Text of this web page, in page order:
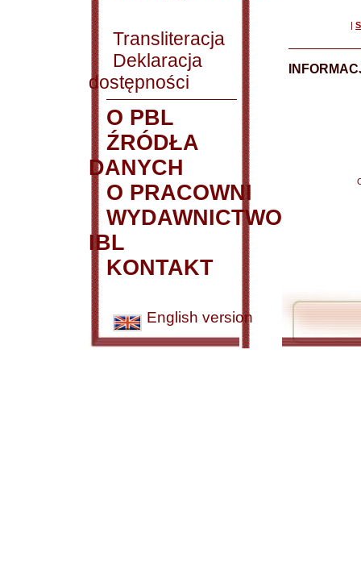
Transliteracja
Deklaracja
dostępności
O PBL
ŹRÓDŁA
DANYCH
O PRACOWNI
WYDAWNICTWO
IBL
KONTAKT
English version
|